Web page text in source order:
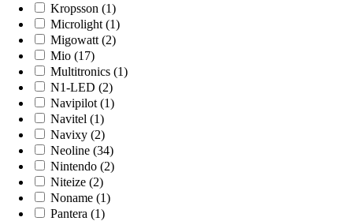
Kropsson (1)
Microlight (1)
Migowatt (2)
Mio (17)
Multitronics (1)
N1-LED (2)
Navipilot (1)
Navitel (1)
Navixy (2)
Neoline (34)
Nintendo (2)
Niteize (2)
Noname (1)
Pantera (1)